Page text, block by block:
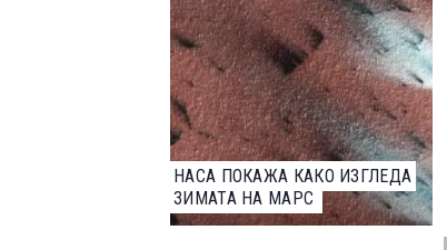
НАСА ПОКАЖА КАКО ИЗГЛЕДА
ЗИМАТА НА МАРС